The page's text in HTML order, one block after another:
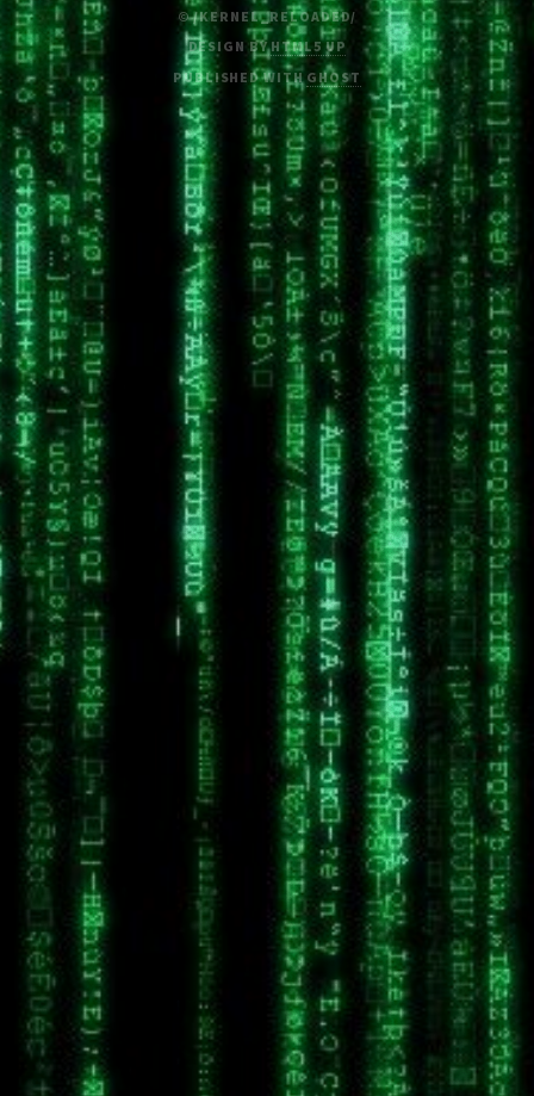
© /KERNEL_RELOADED/
DESIGN BYHTML5 UP
PUBLISHED WITH GHOST